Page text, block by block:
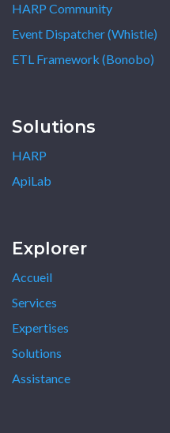
HARP Community
Event Dispatcher (Whistle)
ETL Framework (Bonobo)
Solutions
HARP
ApiLab
Explorer
Accueil
Services
Expertises
Solutions
Assistance